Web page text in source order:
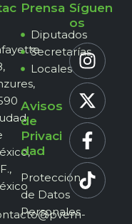
Prensa
Diputados
Secretarías
Locales
Avisos
de
Privaci
dad
Protección
de Datos
Personales
Síguen
os